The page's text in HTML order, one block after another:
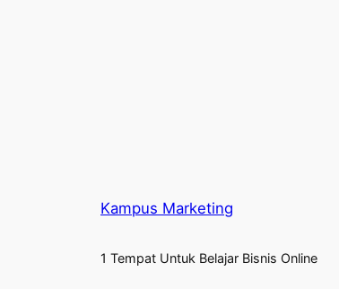
Kampus Marketing
1 Tempat Untuk Belajar Bisnis Online